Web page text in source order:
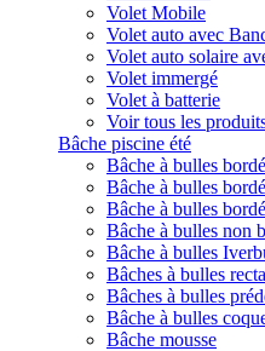
Volet Mobile
Volet auto avec
Volet auto solaire
Volet immergé
Volet à batterie
Voir tous les
Bâche piscine été
Bâche à bulles
Bâche à bulles
Bâche à bulles
Bâche à bulles non
Bâche à bulles
Bâches à bulles
Bâches à bulles
Bâche à bulles
Bâche mousse